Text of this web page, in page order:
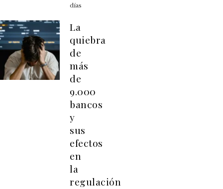
días
La
quiebra
de
más
de
9.000
bancos
y
sus
efectos
en
la
regulación